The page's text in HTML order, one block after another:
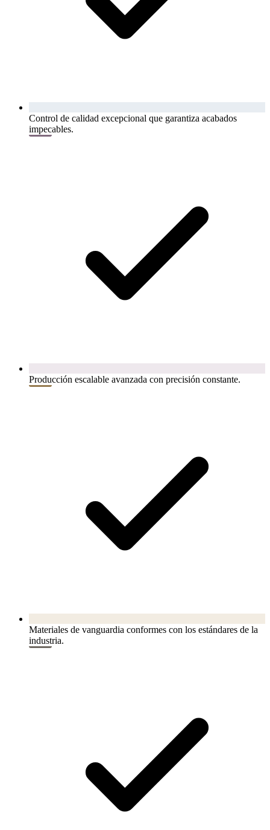
Control de calidad excepcional que garantiza acabados
impecables.
Producción escalable avanzada con precisión constante.
Materiales de vanguardia conformes con los estándares de la
industria.